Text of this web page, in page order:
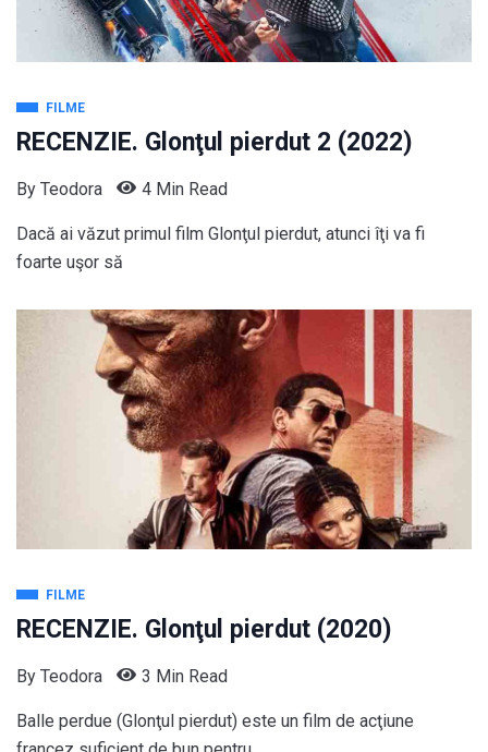
FILME
RECENZIE. Glonţul pierdut 2 (2022)
By Teodora 4 Min Read
Dacă ai văzut primul film Glonţul pierdut, atunci îţi va fi
foarte uşor să
FILME
RECENZIE. Glonţul pierdut (2020)
By Teodora 3 Min Read
Balle perdue (Glonţul pierdut) este un film de acţiune